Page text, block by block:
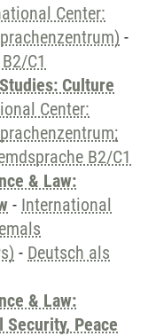
Center:
-
C1
Culture
Center:
B2/C1
& Law:
- International
- Deutsch als
& Law:
Peace